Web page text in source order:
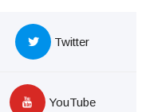
Twitter
YouTube